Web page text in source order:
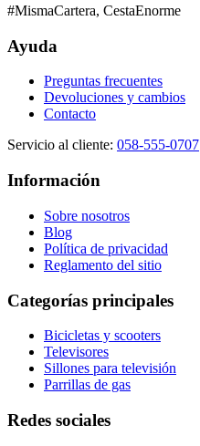
#MismaCartera, CestaEnorme
Ayuda
Preguntas frecuentes
Devoluciones y cambios
Contacto
Servicio al cliente: 058-555-0707
Información
Sobre nosotros
Blog
Política de privacidad
Reglamento del sitio
Categorías principales
Bicicletas y scooters
Televisores
Sillones para televisión
Parrillas de gas
Redes sociales